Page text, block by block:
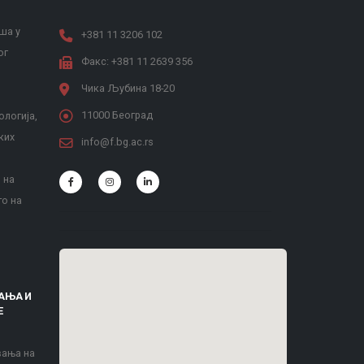
у
на
на
И
на
+381 11 3206 102
Факс: +381 11 2639 356
Чика Љубина 18-20
11000 Београд
info@f.bg.ac.rs